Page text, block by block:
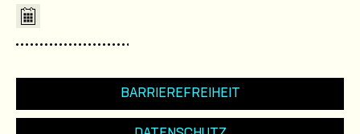
BARRIEREFREIHEIT